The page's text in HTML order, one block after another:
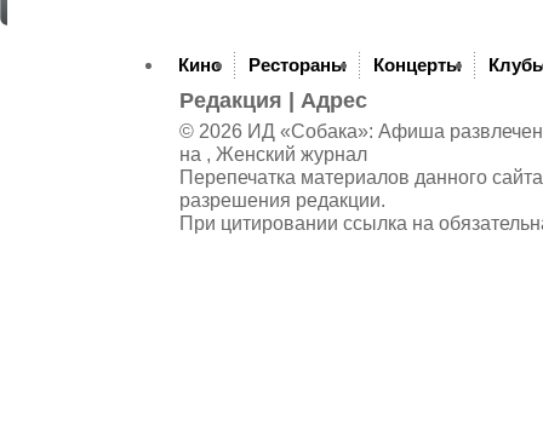
Кино Рестораны Концерты
Редакция Адрес
© 2026 ИД «Собака»: Афиша
на , Женский журнал
Перепечатка материалов данного
разрешения редакции.
При цитировании ссылка на